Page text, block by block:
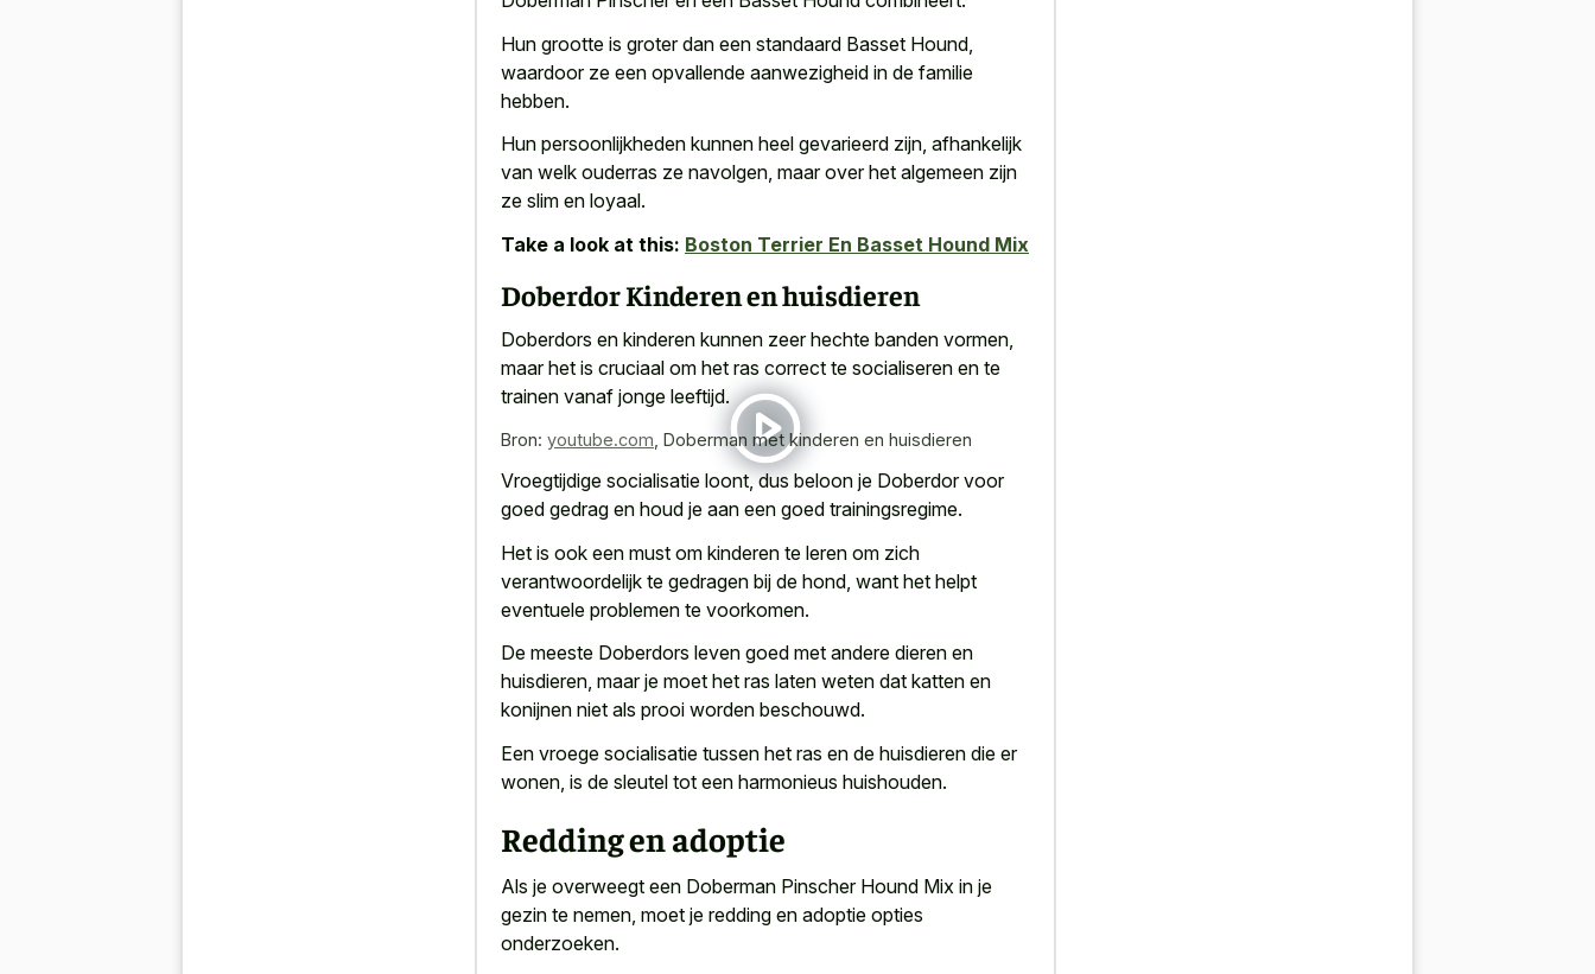
Hun grootte is groter dan een standaard Basset Hound,
waardoor ze een opvallende aanwezigheid in de familie
hebben.
Hun persoonlijkheden kunnen heel gevarieerd zijn, afhankelijk
van welk ouderras ze navolgen, maar over het algemeen zijn
ze slim en loyaal.
Take a look at this: Boston Terrier En Basset Hound Mix
Doberdor Kinderen en huisdieren
Doberdors en kinderen kunnen zeer hechte banden vormen,
maar het is cruciaal om het ras correct te socialiseren en te
trainen vanaf jonge leeftijd.
Bron: youtube.com Doberman met kinderen en huisdieren
Vroegtijdige socialisatie loont, dus beloon je Doberdor voor
goed gedrag en houd je aan een goed trainingsregime.
Het is ook een must om kinderen te leren om zich
verantwoordelijk te gedragen bij de hond, want het helpt
eventuele problemen te voorkomen.
De meeste Doberdors leven goed met andere dieren en
huisdieren, maar je moet het ras laten weten dat katten en
konijnen niet als prooi worden beschouwd.
Een vroege socialisatie tussen het ras en de huisdieren die er
wonen, is de sleutel tot een harmonieus huishouden.
Redding en adoptie
Als je overweegt een Doberman Pinscher Hound Mix in je
gezin te nemen, moet je redding en adoptie opties
onderzoeken.